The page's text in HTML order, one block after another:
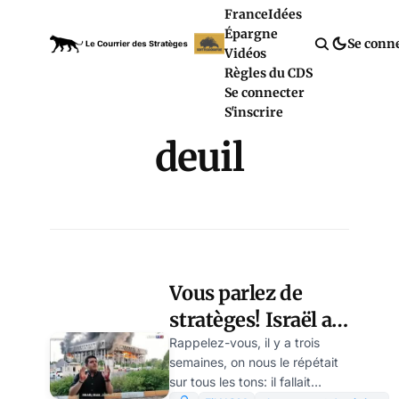
FranceIdées
Épargne
Vidéos
Règles du CDS
Se connecter
S'inscrire
Se
deuil
Vous parlez de
stratèges! Israël a
consolidé le régime
iranien
Rappelez-vous, il y a trois
semaines, on nous le répétait
sur tous les tons: il fallait